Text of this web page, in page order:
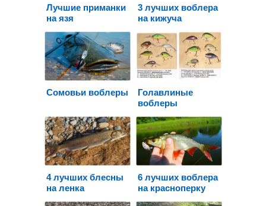
Лучшие приманки
на язя
3 лучших воблера
на кижуча
Сомовьи воблеры
Голавлиные
воблеры
4 лучших блесны
на ленка
6 лучших воблера
на красноперку